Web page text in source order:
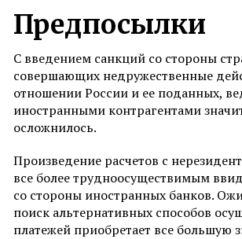
Предпосылки
С введением санкций со стороны
совершающих недружественные
отношении России и ее поданных,
иностранными контрагентами
осложнилось.
Произведение расчетов с
все более трудноосуществимым
со стороны иностранных банков.
поиск альтернативных способов
платежей приобретает все большую